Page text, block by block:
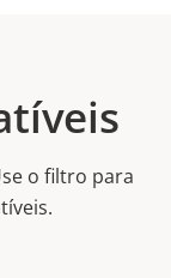
o filtro para